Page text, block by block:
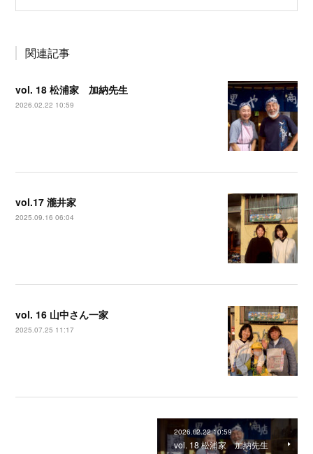
関連記事
vol. 18 松浦家 加納先生
2026.02.22 10:59
vol.17 瀧井家
2025.09.16 06:04
vol. 16 山中さん一家
2025.07.25 11:17
2026.02.22 10:59
vol. 18 松浦家 加納先生